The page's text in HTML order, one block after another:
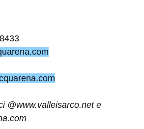
@www.valleisarco.net e